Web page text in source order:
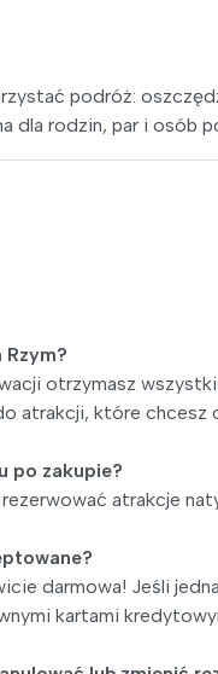
podróż:
dla rodzin, par i osób
otrzymasz
atrakcji, które chcesz
po zakupie?
atrakcje
darmowa! Jeśli
kartami